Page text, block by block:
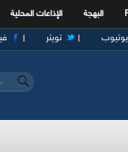
البهجة الإذاعات المحلية
تويتر يوتيوب